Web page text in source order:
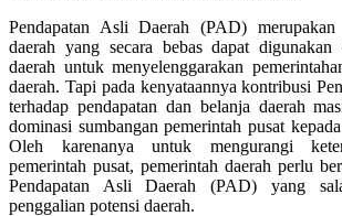
Pendapatan Asli Daerah (PAD) merupakan
daerah yang secara bebas dapat digunakan
daerah untuk menyelenggarakan
daerah. Tapi pada kenyataannya kontribusi
terhadap pendapatan dan belanja daerah
dominasi sumbangan pemerintah pusat
Oleh karenanya untuk mengurangi
pemerintah pusat, pemerintah daerah perlu
Pendapatan Asli Daerah (PAD) yang
penggalian potensi daerah.